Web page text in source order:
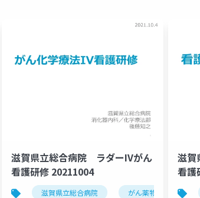
腫瘍内科 大腸癌
滋賀県立総合病院 ラダーIVがん
看護研修 20211004
滋賀県立総合病院 がん薬物療法
滋
看護